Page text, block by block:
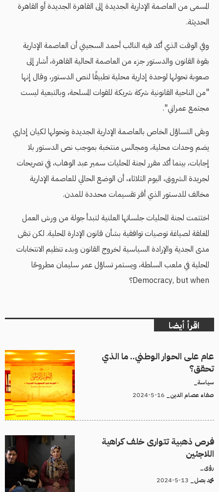
المسمى من العاصمة الإدارية الجديدة إلى القاهرة الجديدة أو القاهرة
الحديثة.
وفي الوقت الذي أكد فيه النائب أحمد السجيني أن العاصمة الإدارية
بقوة القانون والدستور جزء من العاصمة الحالية القاهرة، أشار إلى
صعوبة تحولها لوحدة إدارية محلية تطبيقًا لنص الدستور، وقال إنها
"من الناحية القانونية شركة شريكة للقوات المسلحة، وبالتبعية ليست
مجتمع عمراني".
وبقى التساؤل الخاص بالعاصمة الإدارية الجديدة وتحولها لكيان إداري
يضم وحدات محلية، ومجالس منتخبة بموجب نص الدستور بلا
إجابات، بينما أكد مقرر لجنة المحليات سمير عبد الوهاب، في تصريحات
لجريدة الشروق، اليوم الثلاثاء، أن الوضع الحالي للعاصمة الإدارية
مخالف للدستور الذي أقر تقسيمات محددة للمدن.
اختتمت لجنة المحليات جلساتها العلنية لتبدأ جولة من ورش العمل
المغلقة لصياغة توصيات توافقية بشأن قانون الإدارة المحلية. لكن تبقى
مدى الجدية والإرادة السياسية لخروج القانون وبدء تنظيم الانتخابات
المحلية في ملعب السلطة، ويستمر تساؤل عمر سليمان مطروحًا
Democracy, but when؟
اقرأ أيضا
عام على الحوار الوطني.. ما الذي
تحقق؟
سياسة_
صفاء عصام الدين_
فرص ذهبية تتوارى خلف كراهية
اللاجئين
رؤى_
محمد بصل_